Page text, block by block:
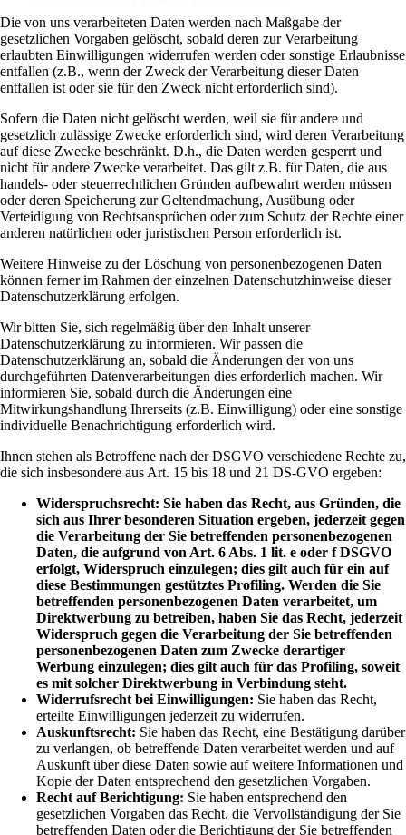
Die von uns verarbeiteten Daten werden nach Maßgabe der
gesetzlichen Vorgaben gelöscht, sobald deren zur Verarbeitung
erlaubten Einwilligungen widerrufen werden oder sonstige Erlaubnisse
entfallen (z.B., wenn der Zweck der Verarbeitung dieser Daten
entfallen ist oder sie für den Zweck nicht erforderlich sind).
Sofern die Daten nicht gelöscht werden, weil sie für andere und
gesetzlich zulässige Zwecke erforderlich sind, wird deren Verarbeitung
auf diese Zwecke beschränkt. D.h., die Daten werden gesperrt und
nicht für andere Zwecke verarbeitet. Das gilt z.B. für Daten, die aus
handels- oder steuerrechtlichen Gründen aufbewahrt werden müssen
oder deren Speicherung zur Geltendmachung, Ausübung oder
Verteidigung von Rechtsansprüchen oder zum Schutz der Rechte einer
anderen natürlichen oder juristischen Person erforderlich ist.
Weitere Hinweise zu der Löschung von personenbezogenen Daten
können ferner im Rahmen der einzelnen Datenschutzhinweise dieser
Datenschutzerklärung erfolgen.
Wir bitten Sie, sich regelmäßig über den Inhalt unserer
Datenschutzerklärung zu informieren. Wir passen die
Datenschutzerklärung an, sobald die Änderungen der von uns
durchgeführten Datenverarbeitungen dies erforderlich machen. Wir
informieren Sie, sobald durch die Änderungen eine
Mitwirkungshandlung Ihrerseits (z.B. Einwilligung) oder eine sonstige
individuelle Benachrichtigung erforderlich wird.
Ihnen stehen als Betroffene nach der DSGVO verschiedene Rechte zu,
die sich insbesondere aus Art. 15 bis 18 und 21 DS-GVO ergeben:
Widerspruchsrecht: Sie haben das Recht, aus Gründen, die
sich aus Ihrer besonderen Situation ergeben, jederzeit gegen
die Verarbeitung der Sie betreffenden personenbezogenen
Daten, die aufgrund von Art. 6 Abs. 1 lit. e oder f DSGVO
erfolgt, Widerspruch einzulegen; dies gilt auch für ein auf
diese Bestimmungen gestütztes Profiling. Werden die Sie
betreffenden personenbezogenen Daten verarbeitet, um
Direktwerbung zu betreiben, haben Sie das Recht, jederzeit
Widerspruch gegen die Verarbeitung der Sie betreffenden
personenbezogenen Daten zum Zwecke derartiger
Werbung einzulegen; dies gilt auch für das Profiling, soweit
es mit solcher Direktwerbung in Verbindung steht.
Widerrufsrecht bei Einwilligungen: Sie haben das Recht,
erteilte Einwilligungen jederzeit zu widerrufen.
Auskunftsrecht: Sie haben das Recht, eine Bestätigung darüber
zu verlangen, ob betreffende Daten verarbeitet werden und auf
Auskunft über diese Daten sowie auf weitere Informationen und
Kopie der Daten entsprechend den gesetzlichen Vorgaben.
Recht auf Berichtigung: Sie haben entsprechend den
gesetzlichen Vorgaben das Recht, die Vervollständigung der Sie
betreffenden Daten oder die Berichtigung der Sie betreffenden